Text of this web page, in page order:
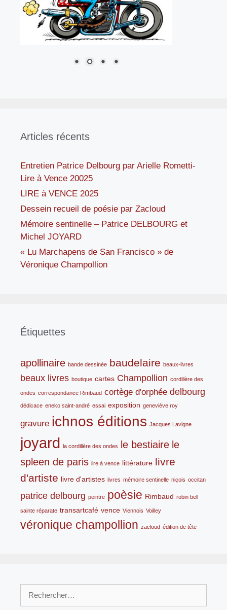
Articles récents
Entretien Patrice Delbourg par Arielle Rometti-
Lire à Vence 20025
LIRE à VENCE 2025
Dessein recueil de poésie par Zacloud
Mémoire sentinelle – Patrice DELBOURG et
Michel JOYARD
« Lu Marchapens de San Francisco » de
Véronique Champollion
Étiquettes
apollinaire bande dessinée baudelaire beaux-livres
beaux livres boutique cartes Champollion cordillère des
ondes correspondance Rimbaud cortège d'orphée delbourg
dédicace eneko saint-andré essai exposition geneviève roy
gravure ichnos éditions Jacques Lavigne
joyard la cordillère des ondes le bestiaire le
spleen de paris lire à vence littérature livre
d'artiste livre d'artistes livres mémoire sentinelle niçois occitan
patrice delbourg peintre poèsie Rimbaud robin bell
sainte réparate transartcafé vence Viennois Voilley
véronique champollion zacloud édition de tête
Rechercher :